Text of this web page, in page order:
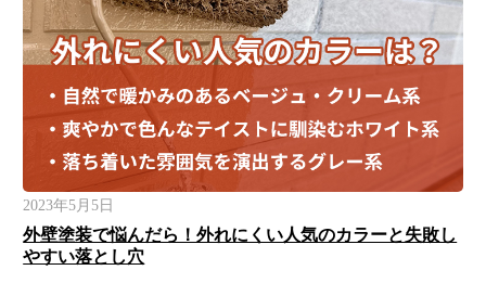
2023年5月5日
外壁塗装で悩んだら！外れにくい人気のカラーと失敗し
やすい落とし穴